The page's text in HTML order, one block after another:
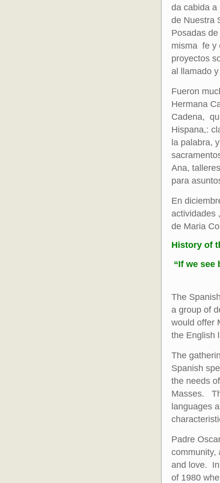
da cabida a
de Nuestra
Posadas
misma fe y
proyectos
al llamado
Fueron
Hermana
Cadena,
Hispana,:
la palabra,
Ana,
para
En
actividades
de Maria
History of
“If we see
The
a group of
would offer
the English
The
Spanish
the needs
Masses.
languages
Padre
community,
and love.
of 1980